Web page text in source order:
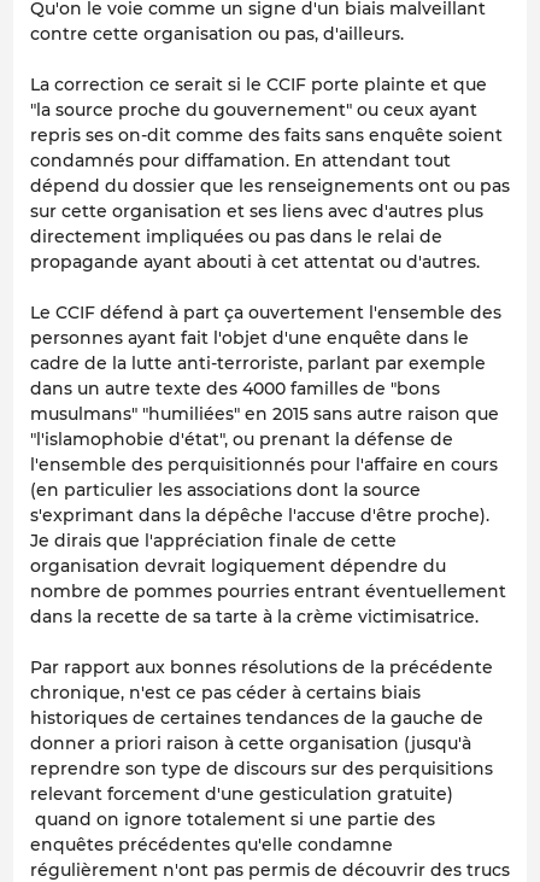
Qu'on le voie comme un signe d'un biais malveillant
contre cette organisation ou pas, d'ailleurs.
La correction ce serait si le CCIF porte plainte et que
"la source proche du gouvernement" ou ceux ayant
repris ses on-dit comme des faits sans enquête soient
condamnés pour diffamation. En attendant tout
dépend du dossier que les renseignements ont ou pas
sur cette organisation et ses liens avec d'autres plus
directement impliquées ou pas dans le relai de
propagande ayant abouti à cet attentat ou d'autres.
Le CCIF défend à part ça ouvertement l'ensemble des
personnes ayant fait l'objet d'une enquête dans le
cadre de la lutte anti-terroriste, parlant par exemple
dans un autre texte des 4000 familles de "bons
musulmans" "humiliées" en 2015 sans autre raison que
"l'islamophobie d'état", ou prenant la défense de
l'ensemble des perquisitionnés pour l'affaire en cours
(en particulier les associations dont la source
s'exprimant dans la dépêche l'accuse d'être proche).
Je dirais que l'appréciation finale de cette
organisation devrait logiquement dépendre du
nombre de pommes pourries entrant éventuellement
dans la recette de sa tarte à la crème victimisatrice.
Par rapport aux bonnes résolutions de la précédente
chronique, n'est ce pas céder à certains biais
historiques de certaines tendances de la gauche de
donner a priori raison à cette organisation (jusqu'à
reprendre son type de discours sur des perquisitions
relevant forcement d'une gesticulation gratuite)
quand on ignore totalement si une partie des
enquêtes précédentes qu'elle condamne
régulièrement n'ont pas permis de découvrir des trucs